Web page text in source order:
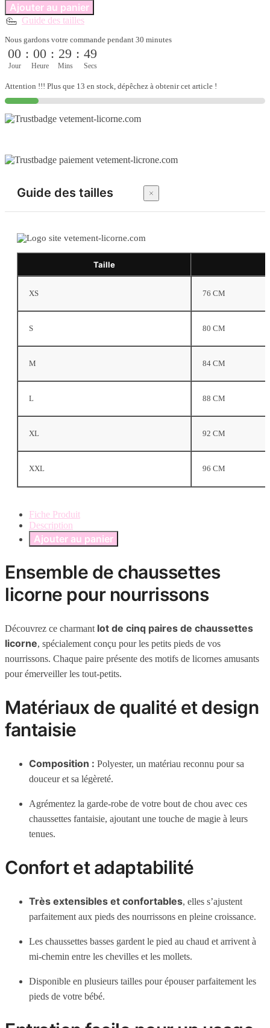
Ajouter au panier
Guide des tailles
Nous gardons votre commande pendant 30 minutes
00
Jour
: 00
Heure
: 29
Mins
: 49
Secs
Attention !!! Plus que 13 en stock, dépêchez à obtenir cet article !
Guide des tailles
Taille
XS 76 CM
S 80 CM
M 84 CM
L 88 CM
XL 92 CM
XXL 96 CM
Fiche Produit
Description
Ajouter au panier
Ensemble de chaussettes
licorne pour nourrissons
Découvrez ce charmant lot de cinq paires de chaussettes
licorne, spécialement conçu pour les petits pieds de vos
nourrissons. Chaque paire présente des motifs de licornes amusants
pour émerveiller les tout-petits.
Matériaux de qualité et design
fantaisie
Composition : Polyester, un matériau reconnu pour sa
douceur et sa légèreté.
Agrémentez la garde-robe de votre bout de chou avec ces
chaussettes fantaisie, ajoutant une touche de magie à leurs
tenues.
Confort et adaptabilité
Très extensibles et confortables, elles s’ajustent
parfaitement aux pieds des nourrissons en pleine croissance.
Les chaussettes basses gardent le pied au chaud et arrivent à
mi-chemin entre les chevilles et les mollets.
Disponible en plusieurs tailles pour épouser parfaitement les
pieds de votre bébé.